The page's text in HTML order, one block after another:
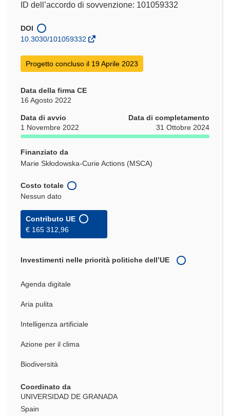
ID dell’accordo di sovvenzione: 101059332
DOI
10.3030/101059332
Progetto concluso il 19 Aprile 2023
Data della firma CE
16 Agosto 2022
Data di avvio
1 Novembre 2022
Data di completamento
31 Ottobre 2024
Finanziato da
Marie Skłodowska-Curie Actions (MSCA)
Costo totale
Nessun dato
Contributo UE
€ 165 312,96
Investimenti nelle priorità politiche dell’UE
Agenda digitale
Aria pulita
Intelligenza artificiale
Azione per il clima
Biodiversità
Coordinato da
UNIVERSIDAD DE GRANADA
Spain